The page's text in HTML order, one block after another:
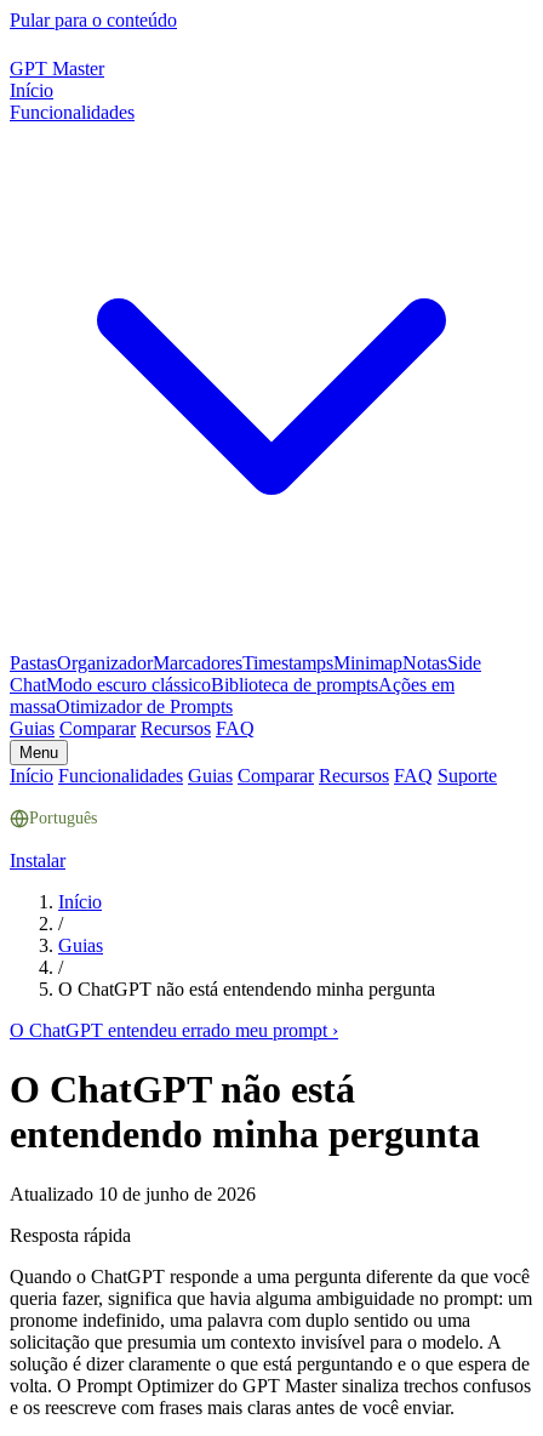
Pular para o conteúdo
GPT Master
Início
Funcionalidades
PastasOrganizadorMarcadoresTimestampsMinimapNotasSide
ChatModo escuro clássicoBiblioteca de promptsAções em
massaOtimizador de Prompts
Guias Comparar Recursos FAQ
Menu
Início Funcionalidades Guias Comparar Recursos FAQ Suporte
Português
Instalar
Início
/
Guias
/
O ChatGPT não está entendendo minha pergunta
O ChatGPT entendeu errado meu prompt ›
O ChatGPT não está
entendendo minha pergunta
Atualizado 10 de junho de 2026
Resposta rápida
Quando o ChatGPT responde a uma pergunta diferente da que você
queria fazer, significa que havia alguma ambiguidade no prompt: um
pronome indefinido, uma palavra com duplo sentido ou uma
solicitação que presumia um contexto invisível para o modelo. A
solução é dizer claramente o que está perguntando e o que espera de
volta. O Prompt Optimizer do GPT Master sinaliza trechos confusos
e os reescreve com frases mais claras antes de você enviar.